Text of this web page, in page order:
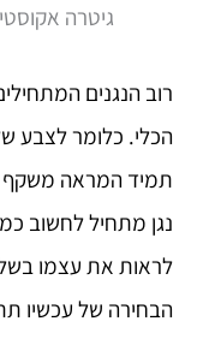
גיטרה
רוב הנגנים
הכלי. כלומר לצבע
תמיד המראה משקף
נגן מתחיל לחשוב
לראות את עצמו
הבחירה של עכשיו